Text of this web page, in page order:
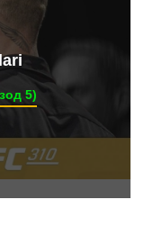
5)